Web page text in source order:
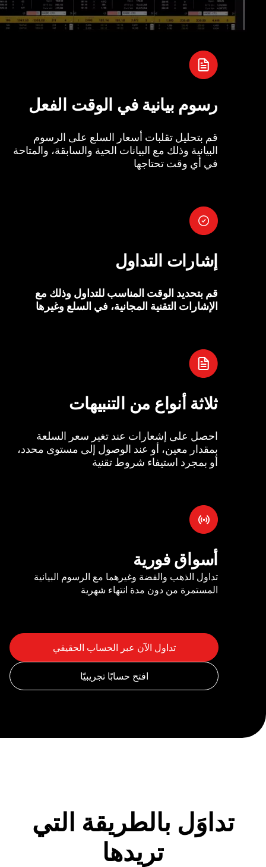
رسوم بيانية في الوقت الفعل
قم بتحليل تقلبات أسعار السلع على الرسوم
البيانية وذلك مع البيانات الحية والسابقة، والمتاحة
في أي وقت تحتاجها
إشارات التداول
قم بتحديد الوقت المناسب للتداول وذلك مع
الإشارات التقنية المجانية، في السلع وغيرها
ثلاثة أنواع من التنبيهات
احصل على إشعارات عند تغير سعر السلعة
بمقدار معين، أو عند الوصول إلى مستوى محدد،
أو بمجرد استيفاء شروط تقنية
أسواق فورية
تداول الذهب والفضة وغيرهما مع الرسوم البيانية
المستمرة من دون مدة انتهاء شهرية
تداوَل بالطريقة التي
تريدها